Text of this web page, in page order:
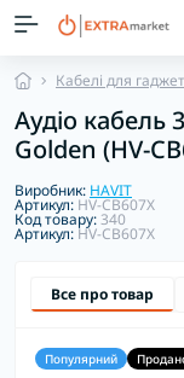
Кабелі для
Аудіо кабель
Golden (HV-
Виробник: HAVIT
Артикул: HV-CB607X
Код товару:340
Артикул: HV-CB607X
Все про товар
Популярний